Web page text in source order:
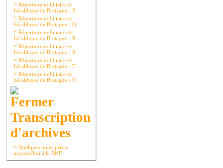
¤ Répertoire nobiliaire et
héraldique de Bretagne - P.
¤ Répertoire nobiliaire et
héraldique de Bretagne - Q.
¤ Répertoire nobiliaire et
héraldique de Bretagne - R.
¤ Répertoire nobiliaire et
héraldique de Bretagne - S.
¤ Répertoire nobiliaire et
héraldique de Bretagne - T.
¤ Répertoire nobiliaire et
héraldique de Bretagne - V.
Transcription
d'archives
¤ Quelques notes prises
aujourd'hui à la BNF